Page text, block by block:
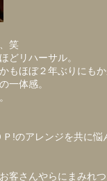
笑
どリハーサル。
もほぼ２年ぶりにも
一体感。
!のアレンジを共に悩
客さんやらにまみれつ